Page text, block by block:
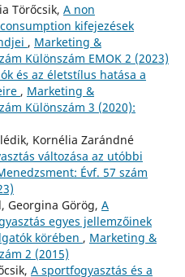
Törőcsik, A non
kifejezések
, Marketing &
Különszám EMOK 2 (2023)
és az életstílus hatása a
, Marketing &
Különszám 3 (2020):
Kornélia Zarándné
változása az utóbbi
Évf. 57 szám
Georgina Görög, A
egyes jellemzőinek
körében , Marketing &
2 (2015)
A sportfogyasztás és a